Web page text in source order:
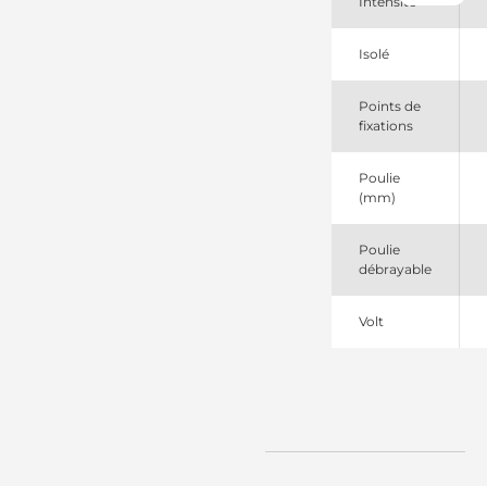
874670
Volvo
A003TR5091
Mitsubishi
A003TR5093AM
Mitsubishi
Mitsubishi
A3TR5093
Mitsubishi
A3TR5093AM
Mitsubishi
A3TR5093ZT
Isolé
Points de
fixations
Poulie
(mm)
Poulie
débrayable
Volt